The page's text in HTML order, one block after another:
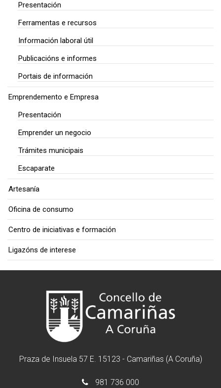
Presentación
Ferramentas e recursos
Información laboral útil
Publicacións e informes
Portais de información
Emprendemento e Empresa
Presentación
Emprender un negocio
Trámites municipais
Escaparate
Artesanía
Oficina de consumo
Centro de iniciativas e formación
Ligazóns de interese
Praza de Insuela 57 E. 15123 - Camariñas (A Coruña)
981 736 000